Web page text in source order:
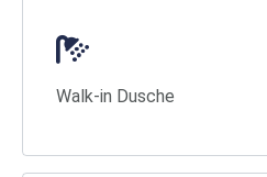
Walk-in Dusche